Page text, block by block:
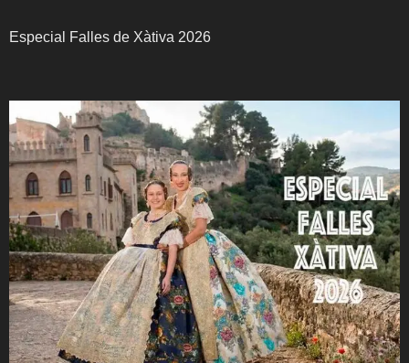
Especial Falles de Xàtiva 2026